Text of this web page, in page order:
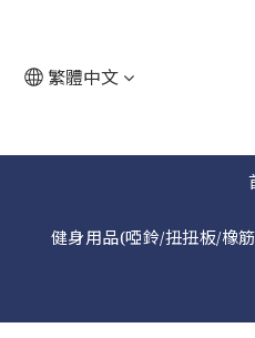
繁體中文
健身用品(啞鈴/扭扭板/橡